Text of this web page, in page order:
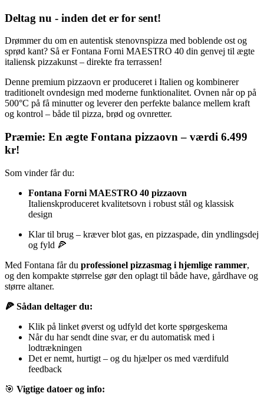
Deltag nu - inden det er for sent!
Drømmer du om en autentisk stenovnspizza med boblende ost og
sprød kant? Så er Fontana Forni MAESTRO 40 din genvej til ægte
italiensk pizzakunst – direkte fra terrassen!
Denne premium pizzaovn er produceret i Italien og kombinerer
traditionelt ovndesign med moderne funktionalitet. Ovnen når op på
500°C på få minutter og leverer den perfekte balance mellem kraft
og kontrol – både til pizza, brød og ovnretter.
Præmie: En ægte Fontana pizzaovn – værdi 6.499
kr!
Som vinder får du:
Fontana Forni MAESTRO 40 pizzaovn
Italienskproduceret kvalitetsovn i robust stål og klassisk
design
Klar til brug – kræver blot gas, en pizzaspade, din yndlingsdej
og fyld 🍕
Med Fontana får du professionel pizzasmag i hjemlige rammer,
og den kompakte størrelse gør den oplagt til både have, gårdhave og
større altaner.
🍕 Sådan deltager du:
Klik på linket øverst og udfyld det korte spørgeskema
Når du har sendt dine svar, er du automatisk med i
lodtrækningen
Det er nemt, hurtigt – og du hjælper os med værdifuld
feedback
🎯 Vigtige datoer og info: